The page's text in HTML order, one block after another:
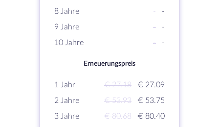
8 Jahre
-
-
9 Jahre
-
-
10 Jahre
- -
Erneuerungspreis
1 Jahr € 27.18
€ 27.09
2 Jahre
€ 53.93
€ 53.75
3 Jahre
€ 80.68
€ 80.40